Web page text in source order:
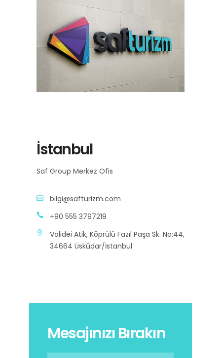
İstanbul
Saf Group Merkez Ofis
bilgi@safturizm.com
+90 555 3797219
Validei Atik, Köprülü Fazıl Paşa Sk. No:44,
34664 Üsküdar/İstanbul
Mesajınızı Bırakın